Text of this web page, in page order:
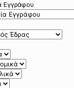
Εγγράφου